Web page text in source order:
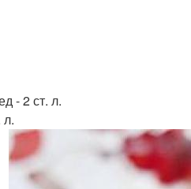
- 2 ст. л.